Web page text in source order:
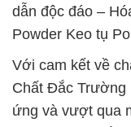
dẫn độc đáo –
Powder Keo tụ
Với cam kết về
Chất Đắc Trường
ứng và vượt qua